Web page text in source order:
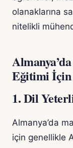
olanaklarına
nitelikli
Eğitimi
1. Dil
Almanya’da
için genellikle